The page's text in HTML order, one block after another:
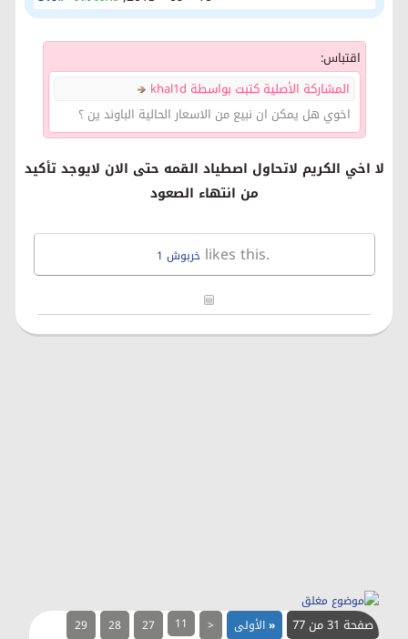
اقتباس:
المشاركة الأصلية كتبت بواسطة khal1d
اخوي هل يمكن ان نبيع من الاسعار الحالية الباوند ين ؟
لا اخي الكريم لاتحاول اصطياد القمه حتى الان لايوجد تأكيد
من انتهاء الصعود
خربوش 1likes this.
صفحة 31 من 77 «الأولى <
11
27
28
29